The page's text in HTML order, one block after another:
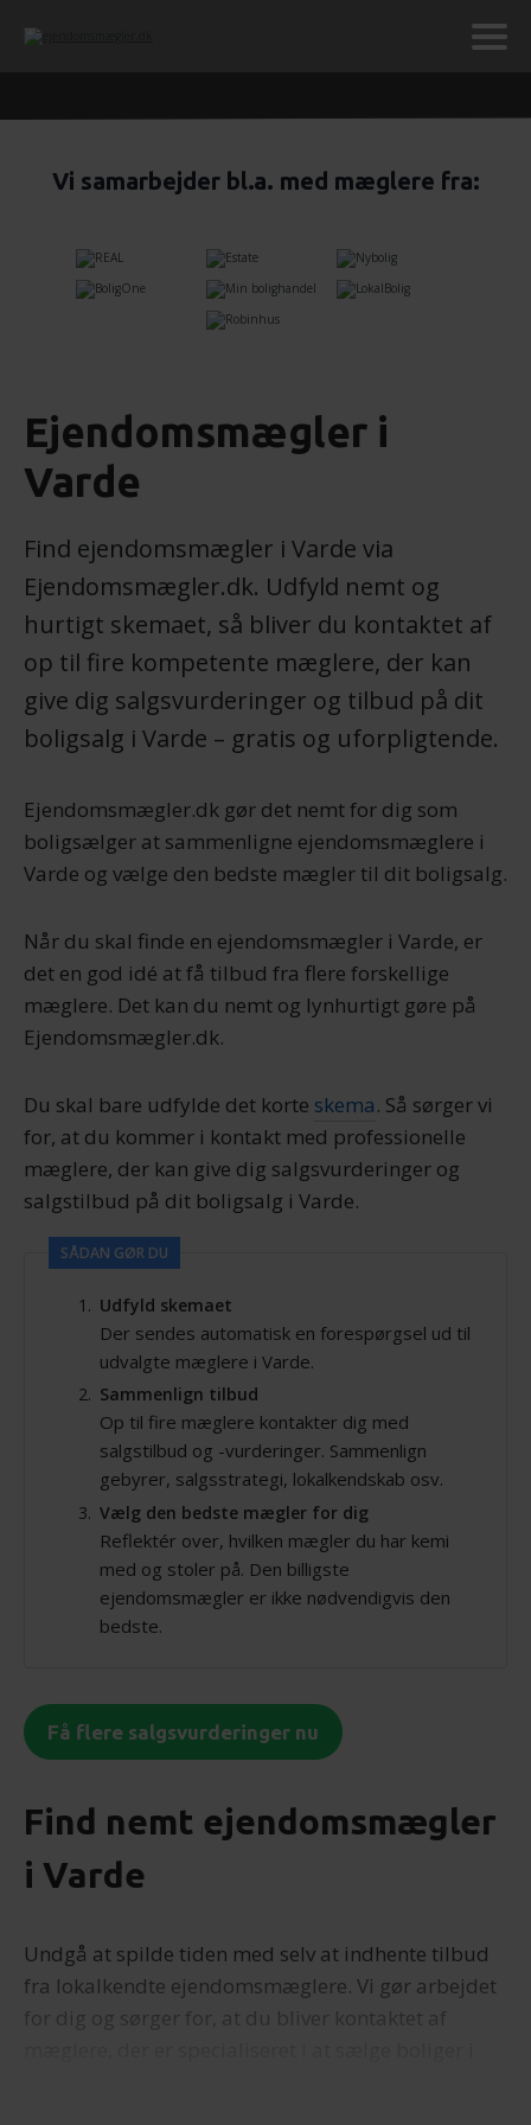
Vi samarbejder bl.a. med mæglere fra:
Ejendomsmægler i
Varde
Find ejendomsmægler i Varde via
Ejendomsmægler.dk. Udfyld nemt og
hurtigt skemaet, så bliver du kontaktet af
op til fire kompetente mæglere, der kan
give dig salgsvurderinger og tilbud på dit
boligsalg i Varde – gratis og uforpligtende.
Ejendomsmægler.dk gør det nemt for dig som
boligsælger at sammenligne ejendomsmæglere i
Varde og vælge den bedste mægler til dit boligsalg.
Når du skal finde en ejendomsmægler i Varde, er
det en god idé at få tilbud fra flere forskellige
mæglere. Det kan du nemt og lynhurtigt gøre på
Ejendomsmægler.dk.
Du skal bare udfylde det korte skema. Så sørger vi
for, at du kommer i kontakt med professionelle
mæglere, der kan give dig salgsvurderinger og
salgstilbud på dit boligsalg i Varde.
SÅDAN GØR DU
Udfyld skemaet
Der sendes automatisk en forespørgsel ud til
udvalgte mæglere i Varde.
Sammenlign tilbud
Op til fire mæglere kontakter dig med
salgstilbud og -vurderinger. Sammenlign
gebyrer, salgsstrategi, lokalkendskab osv.
Vælg den bedste mægler for dig
Reflektér over, hvilken mægler du har kemi
med og stoler på. Den billigste
ejendomsmægler er ikke nødvendigvis den
bedste.
Få flere salgsvurderinger nu
Find nemt ejendomsmægler
i Varde
Undgå at spilde tiden med selv at indhente tilbud
fra lokalkendte ejendomsmæglere. Vi gør arbejdet
for dig og sørger for, at du bliver kontaktet af